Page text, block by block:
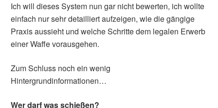
Ich will dieses System nun gar nicht bewerten, ich wollte
einfach nur sehr detailliert aufzeigen, wie die gängige
Praxis aussieht und welche Schritte dem legalen Erwerb
einer Waffe vorausgehen.
Zum Schluss noch ein wenig
Hintergrundinformationen…
Wer darf was schießen?